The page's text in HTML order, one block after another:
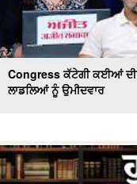
Congress ਕੱਟੇਗੀ ਕਈਆਂ
ਲਾਡਲਿਆਂ ਨੂੰ ਉਮੀਦਵਾਰ